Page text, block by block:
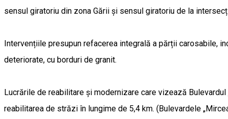
sensul giratoriu din zona Gării și sensul giratoriu de la
Intervențiile presupun refacerea integrală a părții carosabile,
deteriorate, cu borduri de granit.
Lucrările de reabilitare și modernizare care vizează
reabilitarea de străzi în lungime de 5,4 km. (Bulevardele